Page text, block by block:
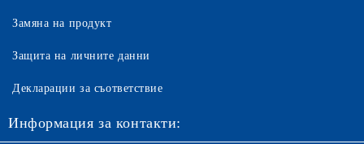
Замяна на продукт
Защита на личните данни
Декларации за съответствие
Информация за контакти: